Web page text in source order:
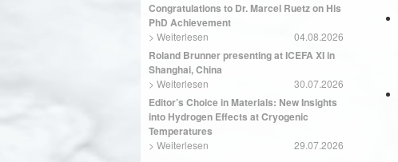
Congratulations to Dr. Marcel Ruetz on His
PhD Achievement
> Weiterlesen 04.08.2026
Roland Brunner presenting at ICEFA XI in
Shanghai, China
> Weiterlesen 30.07.2026
Editor’s Choice in Materials: New Insights
into Hydrogen Effects at Cryogenic
Temperatures
> Weiterlesen 29.07.2026